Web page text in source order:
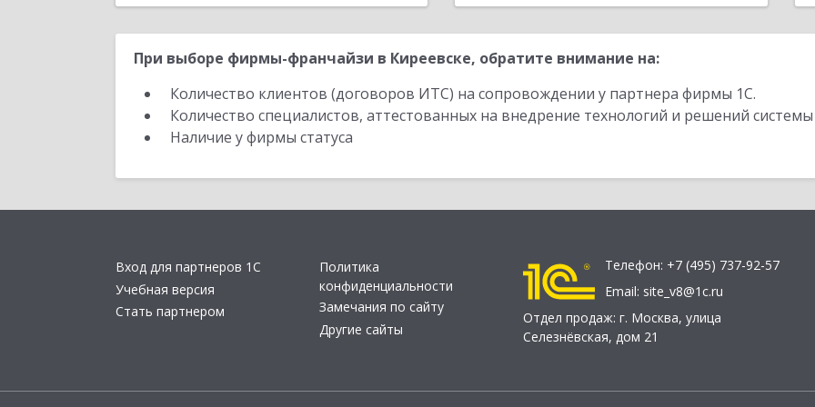
При выборе фирмы-франчайзи в Киреевске, обратите внимание на:
Количество клиентов (договоров ИТС) на сопровождении у партнера фирмы 1С.
Количество специалистов, аттестованных на внедрение технологий и решений
Наличие у фирмы статуса
Вход для партнеров 1С
Учебная версия
Стать партнером
Политика
конфиденциальности
Замечания по сайту
Другие сайты
Телефон: +7 (495) 737-92-57
Email: site_v8@1c.ru
Отдел продаж: г. Москва, улица
Селезнёвская, дом 21